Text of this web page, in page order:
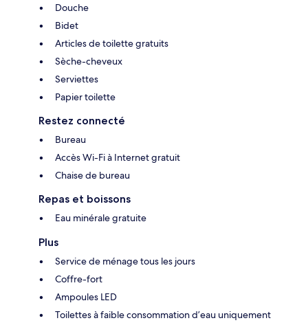
Douche
Bidet
Articles de toilette gratuits
Sèche-cheveux
Serviettes
Papier toilette
Restez connecté
Bureau
Accès Wi-Fi à Internet gratuit
Chaise de bureau
Repas et boissons
Eau minérale gratuite
Plus
Service de ménage tous les jours
Coffre-fort
Ampoules LED
Toilettes à faible consommation d’eau uniquement